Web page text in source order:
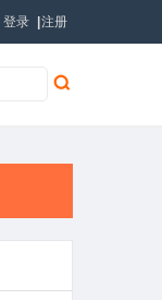
登录 注册